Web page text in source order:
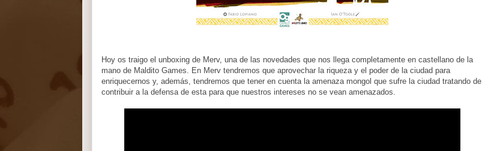
Hoy os traigo el unboxing de Merv, una de las novedades que nos llega completamente en castellano de la
mano de Maldito Games. En Merv tendremos que aprovechar la riqueza y el poder de la ciudad para
enriquecernos y, además, tendremos que tener en cuenta la amenaza mongol que sufre la ciudad tratando de
contribuir a la defensa de esta para que nuestros intereses no se vean amenazados.